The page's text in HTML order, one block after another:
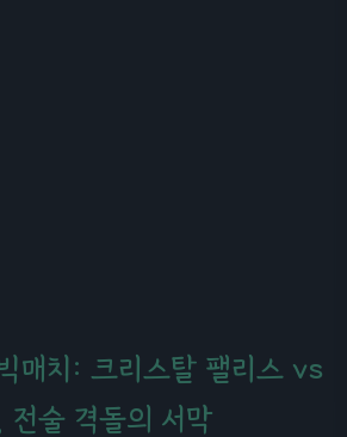
매치: 크리스탈 팰리스 vs
전술 격돌의 서막